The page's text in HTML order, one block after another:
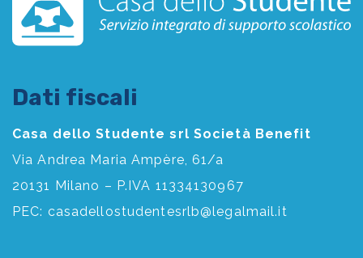
Dati fiscali
Casa dello Studente srl Società Benefit
Via Andrea Maria Ampère, 61/a
20131 Milano – P.IVA 11334130967
PEC: casadellostudentesrlb@legalmail.it